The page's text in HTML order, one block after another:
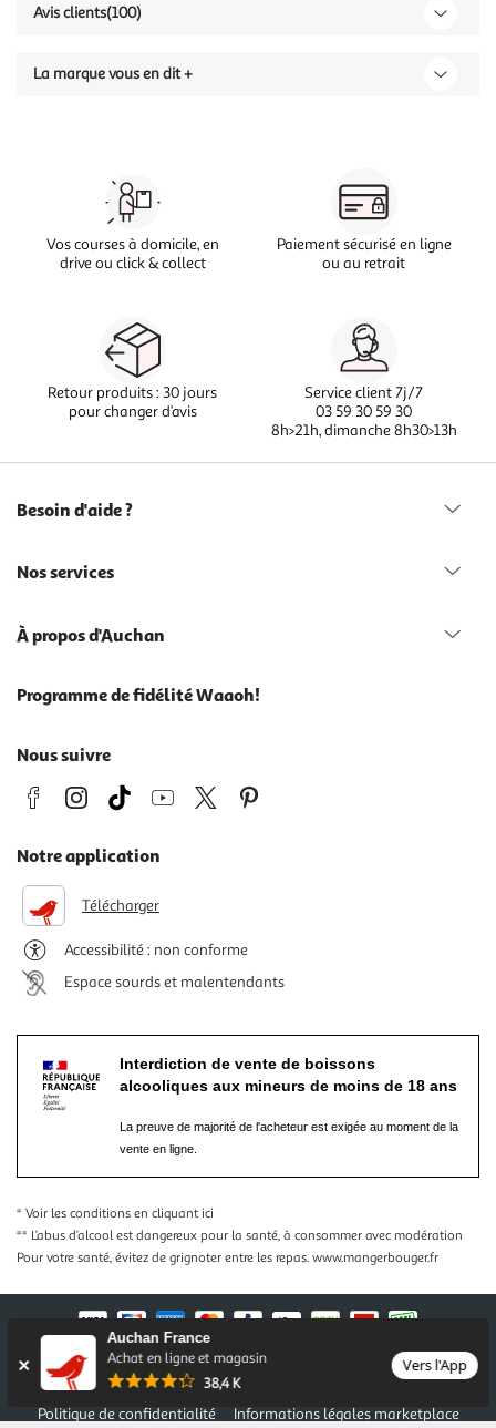
Auchan France
Achat en ligne et magasin
38,4 K
Vers l'App
Avis clients(100)
La marque vous en dit +
Vos courses à domicile, en
drive ou click & collect
Paiement sécurisé en ligne
ou au retrait
Retour produits : 30 jours
pour changer d’avis
Service client 7j/7
03 59 30 59 30
8h>21h, dimanche 8h30>13h
Besoin d'aide ?
Nos services
À propos d'Auchan
Programme de fidélité Waaoh!
Nous suivre
Notre application
Télécharger
Accessibilité : non conforme
Espace sourds et malentendants
Interdiction de vente de boissons
alcooliques aux mineurs de moins de 18 ans
La preuve de majorité de l'acheteur est exigée au moment de la
vente en ligne.
* Voir les conditions en cliquant ici
** L’abus d’alcool est dangereux pour la santé, à consommer avec modération
Pour votre santé, évitez de grignoter entre les repas. www.mangerbouger.fr
Nos conditions générales
Mentions légales
Conditions des offres et promotions
Politique de confidentialité
Informations légales marketplace